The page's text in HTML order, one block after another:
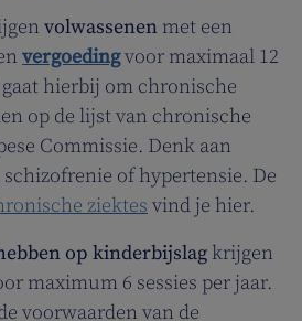
volwassenen met een
vergoedingvoor maximaal 12
gaat hierbij om chronische
op de lijst van chronische
Commissie. Denk aan
of hypertensie. De
ziektes vind je hier.
op kinderbijslag krijgen
maximum 6 sessies per jaar.
voorwaarden van de